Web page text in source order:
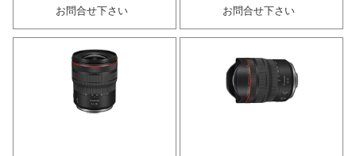
お問合せ下さい
お問合せ下さい